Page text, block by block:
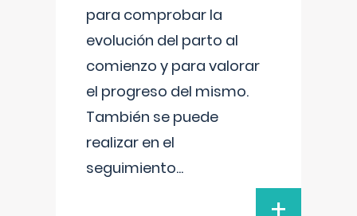
para comprobar la
evolución del parto al
comienzo y para valorar
el progreso del mismo.
También se puede
realizar en el
seguimiento...